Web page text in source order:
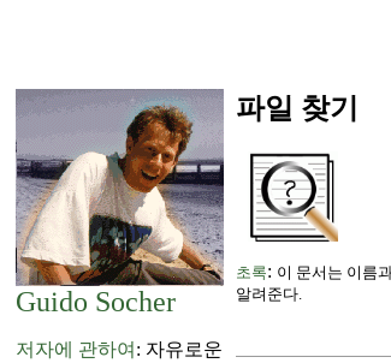
Guido Socher
저자에 관하여 : 자유로운
파일 찾기
초록: 이 문서는 이름
알려준다.